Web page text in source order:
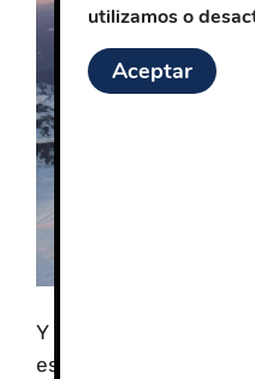
Y es que un estudio
especialistas de
utilizamos o
Aceptar